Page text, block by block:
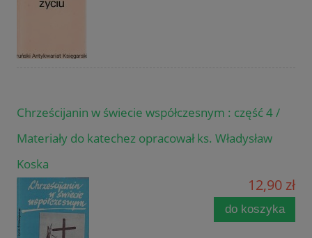
Chrześcijanin w świecie współczesnym : część 4 /
Materiały do katechez opracował ks. Władysław
Koska
12,90 zł
do koszyka